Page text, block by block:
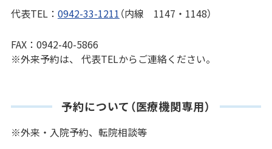
代表TEL： 0942-33-1211 （内線 1147・1148）
FAX：0942-40-5866
※外来予約は、 代表TELからご連絡ください。
予約について（医療機関専用）
※外来・入院予約、転院相談等